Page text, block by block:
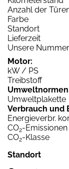
Anzahl der
Farbe
Standort
Lieferzeit
Unsere Nummer
Motor:
kW / PS
Treibstoff
Umweltplakette
Verbrauch und
Energieverbr.
CO2-
CO2-Klasse
Standort